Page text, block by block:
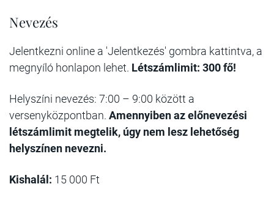
Nevezés
Jelentkezni online a 'Jelentkezés' gombra kattintva, a
megnyíló honlapon lehet. Létszámlimit: 300 fő!
Helyszíni nevezés: 7:00 – 9:00 között a
versenyközpontban. Amennyiben az előnevezési
létszámlimit megtelik, úgy nem lesz lehetőség
helyszínen nevezni.
Kishalál: 15 000 Ft